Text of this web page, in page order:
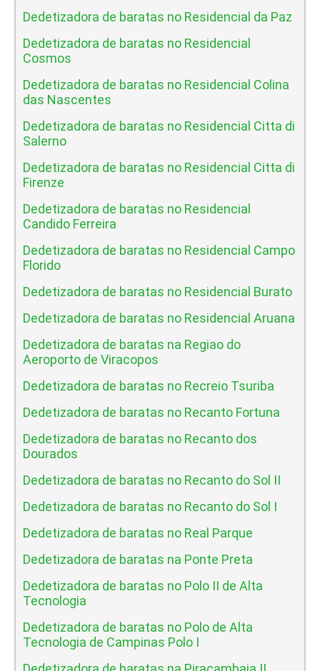
Dedetizadora de baratas no Residencial da Paz
Dedetizadora de baratas no Residencial
Cosmos
Dedetizadora de baratas no Residencial Colina
das Nascentes
Dedetizadora de baratas no Residencial Citta di
Salerno
Dedetizadora de baratas no Residencial Citta di
Firenze
Dedetizadora de baratas no Residencial
Candido Ferreira
Dedetizadora de baratas no Residencial Campo
Florido
Dedetizadora de baratas no Residencial Burato
Dedetizadora de baratas no Residencial Aruana
Dedetizadora de baratas na Regiao do
Aeroporto de Viracopos
Dedetizadora de baratas no Recreio Tsuriba
Dedetizadora de baratas no Recanto Fortuna
Dedetizadora de baratas no Recanto dos
Dourados
Dedetizadora de baratas no Recanto do Sol II
Dedetizadora de baratas no Recanto do Sol I
Dedetizadora de baratas no Real Parque
Dedetizadora de baratas na Ponte Preta
Dedetizadora de baratas no Polo II de Alta
Tecnologia
Dedetizadora de baratas no Polo de Alta
Tecnologia de Campinas Polo I